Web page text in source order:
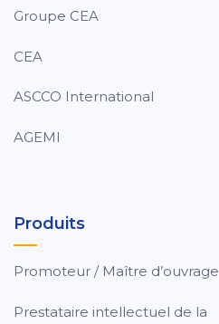
Groupe CEA
CEA
ASCCO International
AGEMI
Produits
Promoteur / Maître d’ouvrage
Prestataire intellectuel de la